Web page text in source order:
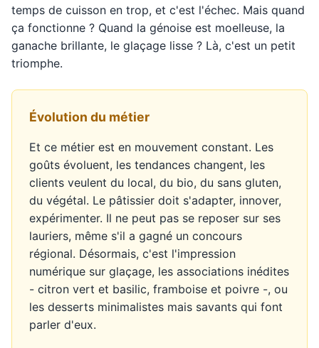
temps de cuisson en trop, et c'est l'échec. Mais quand
ça fonctionne ? Quand la génoise est moelleuse, la
ganache brillante, le glaçage lisse ? Là, c'est un petit
triomphe.
Évolution du métier
Et ce métier est en mouvement constant. Les
goûts évoluent, les tendances changent, les
clients veulent du local, du bio, du sans gluten,
du végétal. Le pâtissier doit s'adapter, innover,
expérimenter. Il ne peut pas se reposer sur ses
lauriers, même s'il a gagné un concours
régional. Désormais, c'est l'impression
numérique sur glaçage, les associations inédites
- citron vert et basilic, framboise et poivre -, ou
les desserts minimalistes mais savants qui font
parler d'eux.